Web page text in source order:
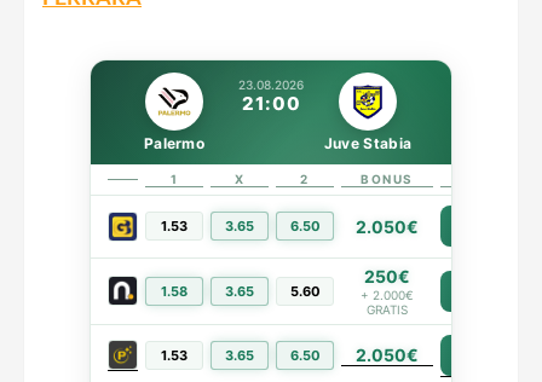
23.08.2026
21:00
Palermo Juve Stabia
1 X 2 BONUS
1.53 3.65 6.50 2.050€
1.58 3.65 5.60
250€
+ 2.000€
GRATIS
1.53 3.65 6.50 2.050€